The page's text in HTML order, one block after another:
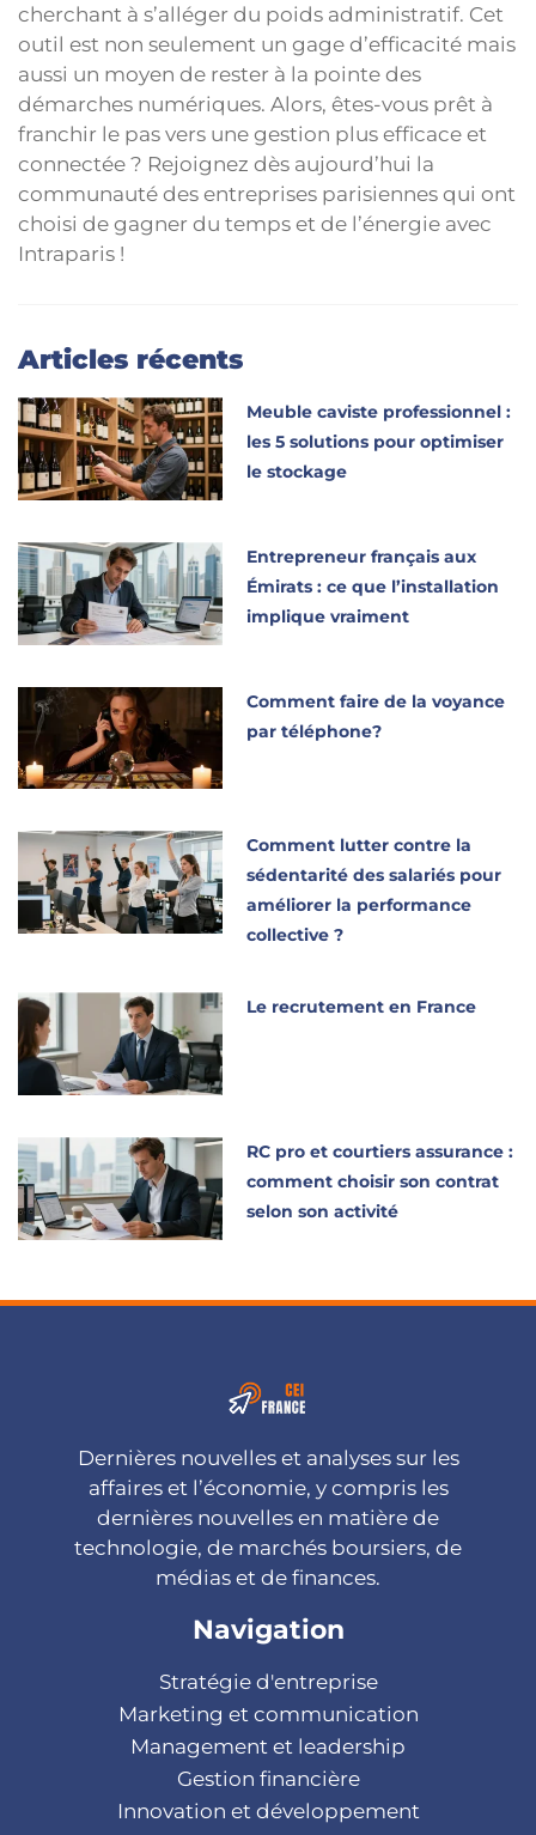
cherchant à s’alléger du poids administratif. Cet
outil est non seulement un gage d’efficacité mais
aussi un moyen de rester à la pointe des
démarches numériques. Alors, êtes-vous prêt à
franchir le pas vers une gestion plus efficace et
connectée ? Rejoignez dès aujourd’hui la
communauté des entreprises parisiennes qui ont
choisi de gagner du temps et de l’énergie avec
Intraparis !
Articles récents
Meuble caviste professionnel :
les 5 solutions pour optimiser
le stockage
Entrepreneur français aux
Émirats : ce que l’installation
implique vraiment
Comment faire de la voyance
par téléphone?
Comment lutter contre la
sédentarité des salariés pour
améliorer la performance
collective ?
Le recrutement en France
RC pro et courtiers assurance :
comment choisir son contrat
selon son activité
Dernières nouvelles et analyses sur les
affaires et l’économie, y compris les
dernières nouvelles en matière de
technologie, de marchés boursiers, de
médias et de finances.
Navigation
Stratégie d'entreprise
Marketing et communication
Management et leadership
Gestion financière
Innovation et développement